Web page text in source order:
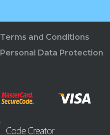
Terms and Conditions
Personal Data Protection